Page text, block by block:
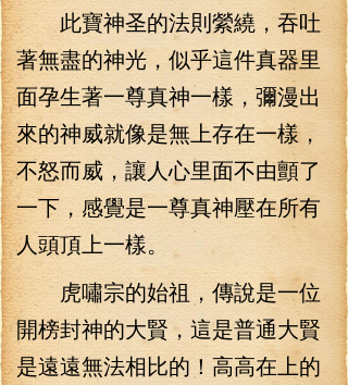
此寶神圣的法則縈繞，吞吐
著無盡的神光，似乎這件真器里
面孕生著一尊真神一樣，彌漫出
來的神威就像是無上存在一樣，
不怒而威，讓人心里面不由顫了
一下，感覺是一尊真神壓在所有
人頭頂上一樣。
虎嘯宗的始祖，傳說是一位
開榜封神的大賢，這是普通大賢
是遠遠無法相比的！高高在上的